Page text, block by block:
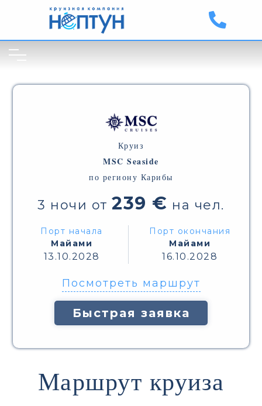
Круиз
MSC Seaside
по региону Карибы
3 ночи от 239 € на чел.
Порт начала
Майами
13.10.2028
Порт окончания
Майами
16.10.2028
Посмотреть маршрут
Быстрая заявка
Маршрут круиза